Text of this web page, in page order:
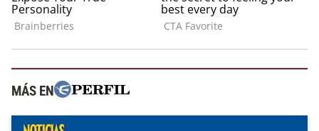
MÁS EN